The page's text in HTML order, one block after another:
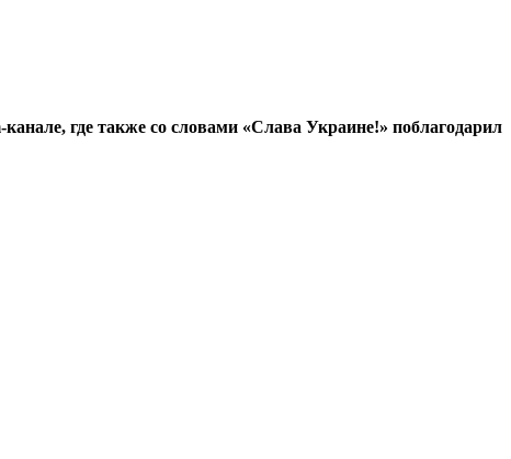
где также со словами «Слава Украине!» поблагодарил